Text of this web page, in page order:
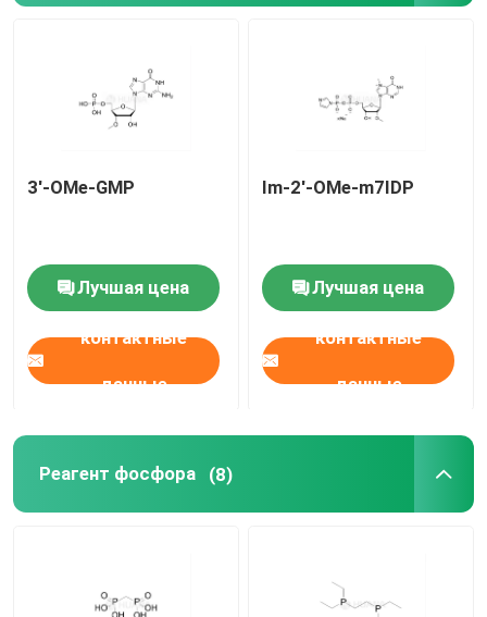
Служба по таможне
3'-OMe-GMP
Лучшая цена
контактные
данные
Im-2'-OMe-m7IDP
Лучшая цена
контактные
данные
Реагент фосфора (8)